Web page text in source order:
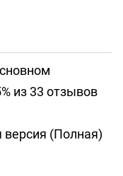
из 33 отзывов
версия (Полная)